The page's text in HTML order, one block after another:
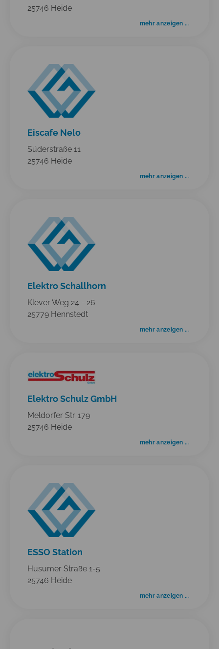
25746 Heide
mehr anzeigen ...
Eiscafe Nelo
Süderstraße 11
25746 Heide
mehr anzeigen ...
Elektro Schallhorn
Klever Weg 24 - 26
25779 Hennstedt
mehr anzeigen ...
Elektro Schulz GmbH
Meldorfer Str. 179
25746 Heide
mehr anzeigen ...
ESSO Station
Husumer Straße 1-5
25746 Heide
mehr anzeigen ...